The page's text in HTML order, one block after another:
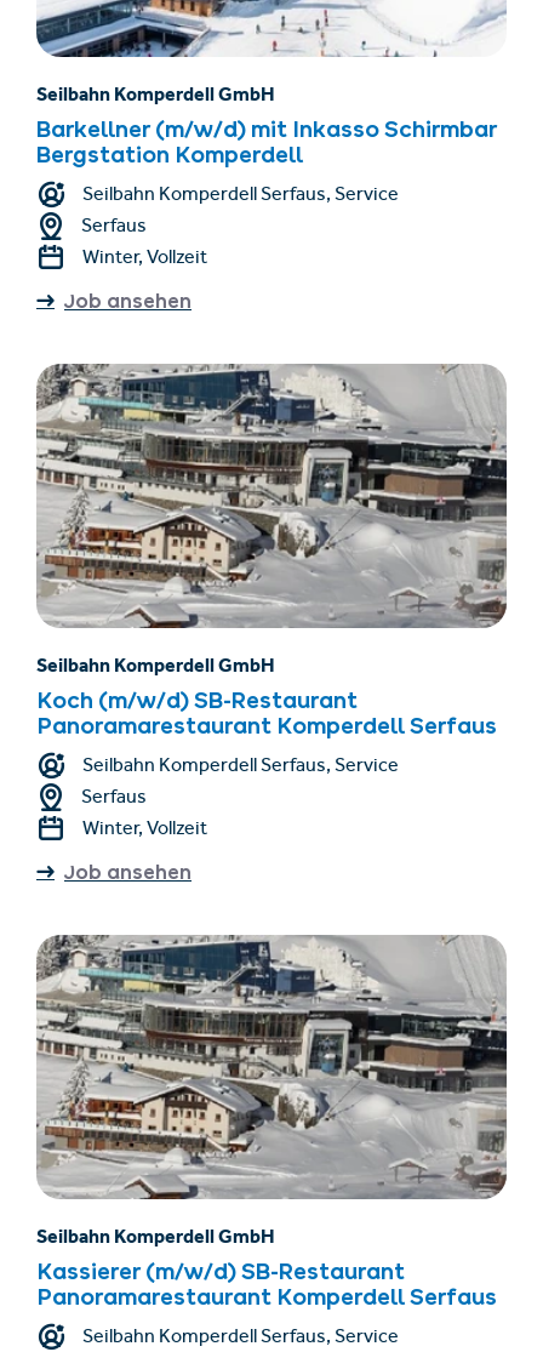
Seilbahn Komperdell GmbH
Barkellner (m/w/d) mit Inkasso Schirmbar
Bergstation Komperdell
Seilbahn Komperdell Serfaus, Service
Serfaus
Winter, Vollzeit
Job ansehen
Seilbahn Komperdell GmbH
Koch (m/w/d) SB-Restaurant
Panoramarestaurant Komperdell Serfaus
Seilbahn Komperdell Serfaus, Service
Serfaus
Winter, Vollzeit
Job ansehen
Seilbahn Komperdell GmbH
Kassierer (m/w/d) SB-Restaurant
Panoramarestaurant Komperdell Serfaus
Seilbahn Komperdell Serfaus, Service